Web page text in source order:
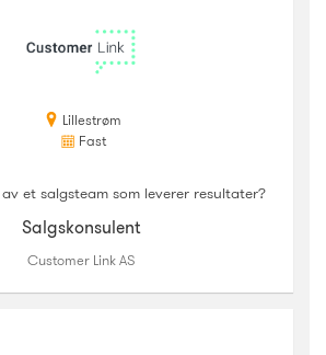
Lillestrøm
Fast
et salgsteam som leverer resultater?
Salgskonsulent
Customer Link AS